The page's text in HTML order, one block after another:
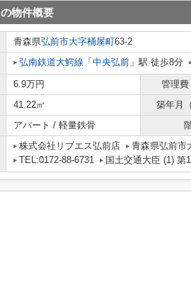
の物件概要
青森県弘前市大字桶屋町63-2
弘南鉄道大鰐線 「 中央弘前 」駅 徒歩8分
6.9万円 管理費
41.22㎡ 築年月
アパート / 軽量鉄骨
株式会社リブエス弘前店
青森県弘前市
TEL:0172-88-6731
国土交通大臣 (1) 第